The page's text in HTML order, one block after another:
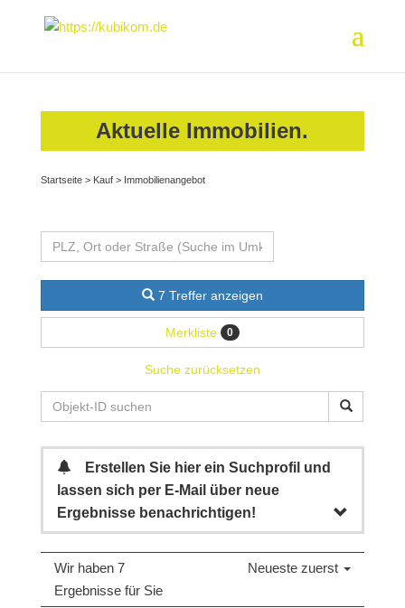
Aktuelle Immobilien.
Startseite> Kauf> Immobilienangebot
7 Treffer anzeigen
Merkliste 0
Suche zurücksetzen
Erstellen Sie hier ein Suchprofil und
lassen sich per E-Mail über neue
Ergebnisse benachrichtigen!
Wir haben 7
Ergebnisse für Sie
Neueste zuerst